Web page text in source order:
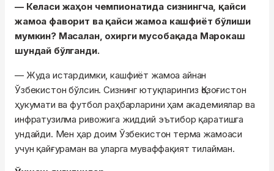
— Келаси жаҳон чемпионатида сизнингча, қайси
жамоа фаворит ва қайси жамоа кашфиёт бўлиши
мумкин? Масалан, охирги мусобақада Марокаш
шундай бўлганди.
— Жуда истардимки, кашфиёт жамоа айнан
Ўзбекистон бўлсин. Сизнинг ютуқларингиз Қозоғистон
ҳукумати ва футбол раҳбарларини ҳам академиялар ва
инфратузилма ривожига жиддий эътибор қаратишга
ундайди. Мен ҳар доим Ўзбекистон терма жамоаси
учун қайғураман ва уларга муваффақият тилайман.